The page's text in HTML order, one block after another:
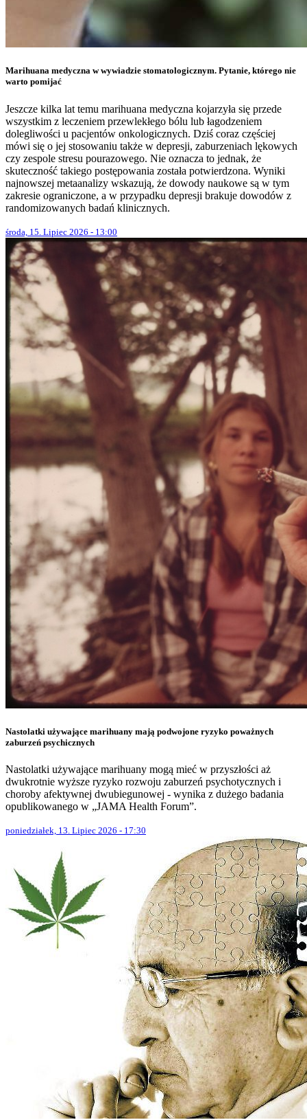
Marihuana medyczna w wywiadzie stomatologicznym. Pytanie, którego nie
warto pomijać
Jeszcze kilka lat temu marihuana medyczna kojarzyła się przede
wszystkim z leczeniem przewlekłego bólu lub łagodzeniem
dolegliwości u pacjentów onkologicznych. Dziś coraz częściej
mówi się o jej stosowaniu także w depresji, zaburzeniach lękowych
czy zespole stresu pourazowego. Nie oznacza to jednak, że
skuteczność takiego postępowania została potwierdzona. Wyniki
najnowszej metaanalizy wskazują, że dowody naukowe są w tym
zakresie ograniczone, a w przypadku depresji brakuje dowodów z
randomizowanych badań klinicznych.
środa, 15. Lipiec 2026 - 13:00
Nastolatki używające marihuany mają podwojone ryzyko poważnych
zaburzeń psychicznych
Nastolatki używające marihuany mogą mieć w przyszłości aż
dwukrotnie wyższe ryzyko rozwoju zaburzeń psychotycznych i
choroby afektywnej dwubiegunowej - wynika z dużego badania
opublikowanego w „JAMA Health Forum”.
poniedziałek, 13. Lipiec 2026 - 17:30